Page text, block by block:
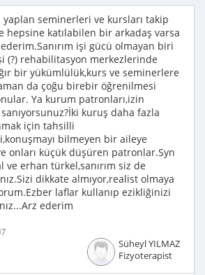
yaplan seminerleri ve kursları takip
hepsine katılabilen bir arkadaş varsa
işi gücü olmayan biri
(?) rehabilitasyon merkezlerinde
bir yükümlülük,kurs ve seminerlere
da çoğu birebir öğrenilmesi
Ya kurum patronları,izin
kuruş daha fazla
için tahsilli
bilmeyen bir aileye
onları küçük düşüren patronlar.Syn
ve erhan türkel,sanırım siz de
dikkate almıyor,realist olmaya
laflar kullanıp ezikliğinizi
ederim
Süheyl YILMAZ
Fizyoterapist